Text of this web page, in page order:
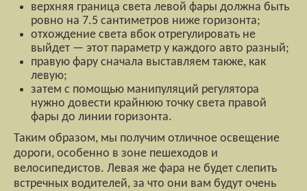
верхняя граница света левой фары должна быть
ровно на 7.5 сантиметров ниже горизонта;
отхождение света вбок отрегулировать не
выйдет — этот параметр у каждого авто разный;
правую фару сначала выставляем также, как
левую;
затем с помощью манипуляций регулятора
нужно довести крайнюю точку света правой
фары до линии горизонта.
Таким образом, мы получим отличное освещение
дороги, особенно в зоне пешеходов и
велосипедистов. Левая же фара не будет слепить
встречных водителей, за что они вам будут очень